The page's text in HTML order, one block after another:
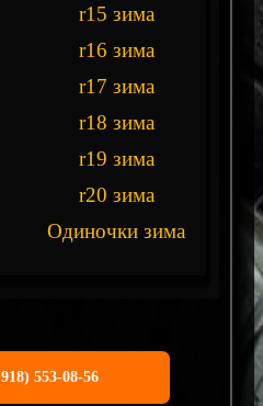
r15 зима
r16 зима
r17 зима
r18 зима
r19 зима
r20 зима
Одиночки зима
553-08-56